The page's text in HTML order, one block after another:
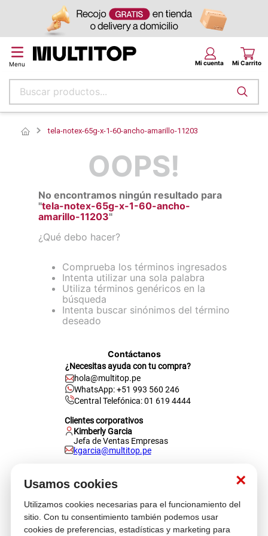
×
Usamos cookies
Utilizamos cookies necesarias para el funcionamiento del
sitio. Con tu consentimiento también podemos usar
cookies de preferencias, estadísticas y marketing para
Buscar productos...
tela-notex-65g-x-1-60-ancho-amarillo-11203
OOPS!
No encontramos ningún resultado para
"tela-notex-65g-x-1-60-ancho-
amarillo-11203"
¿Qué debo hacer?
Comprueba los términos ingresados
Intenta utilizar una sola palabra
Utiliza términos genéricos en la
búsqueda
Intenta buscar sinónimos del término
deseado
Contáctanos
¿Necesitas ayuda con tu compra?
hola@multitop.pe
WhatsApp: +51 993 560 246
Central Telefónica: 01 619 4444
Clientes corporativos
Kimberly Garcia
Jefa de Ventas Empresas
kgarcia@multitop.pe
Av. Iquitos 670 - 699, La Victoria
Feriados: 9:00 a.m. - 5:00 p.m.
Nosotros
papel tapiz
espuma
piso
tela